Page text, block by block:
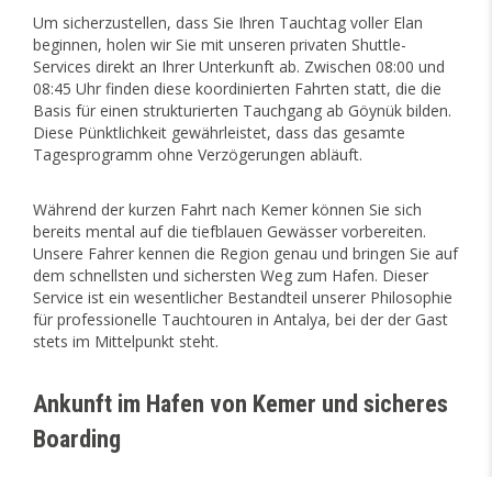
Um sicherzustellen, dass Sie Ihren Tauchtag voller Elan
beginnen, holen wir Sie mit unseren privaten Shuttle-
Services direkt an Ihrer Unterkunft ab. Zwischen 08:00 und
08:45 Uhr finden diese koordinierten Fahrten statt, die die
Basis für einen strukturierten Tauchgang ab Göynük bilden.
Diese Pünktlichkeit gewährleistet, dass das gesamte
Tagesprogramm ohne Verzögerungen abläuft.
Während der kurzen Fahrt nach Kemer können Sie sich
bereits mental auf die tiefblauen Gewässer vorbereiten.
Unsere Fahrer kennen die Region genau und bringen Sie auf
dem schnellsten und sichersten Weg zum Hafen. Dieser
Service ist ein wesentlicher Bestandteil unserer Philosophie
für professionelle Tauchtouren in Antalya, bei der der Gast
stets im Mittelpunkt steht.
Ankunft im Hafen von Kemer und sicheres
Boarding